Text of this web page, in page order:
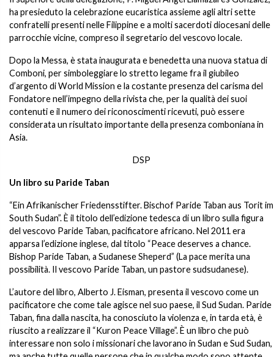
ha presieduto la celebrazione eucaristica assieme agli altri sette
confratelli presenti nelle Filippine e a molti sacerdoti diocesani delle
parrocchie vicine, compreso il segretario del vescovo locale.
Dopo la Messa, è stata inaugurata e benedetta una nuova statua di
Comboni, per simboleggiare lo stretto legame fra il giubileo
d’argento di World Mission e la costante presenza del carisma del
Fondatore nell’impegno della rivista che, per la qualità dei suoi
contenuti e il numero dei riconoscimenti ricevuti, può essere
considerata un risultato importante della presenza comboniana in
Asia.
DSP
Un libro su Paride Taban
“Ein Afrikanischer Friedensstifter. Bischof Paride Taban aus Torit im
South Sudan”. È il titolo dell’edizione tedesca di un libro sulla figura
del vescovo Paride Taban, pacificatore africano. Nel 2011 era
apparsa l’edizione inglese, dal titolo “Peace deserves a chance.
Bishop Paride Taban, a Sudanese Sheperd” (La pace merita una
possibilità. Il vescovo Paride Taban, un pastore sudsudanese).
L’autore del libro, Alberto J. Eisman, presenta il vescovo come un
pacificatore che come tale agisce nel suo paese, il Sud Sudan. Paride
Taban, fina dalla nascita, ha conosciuto la violenza e, in tarda età, è
riuscito a realizzare il “Kuron Peace Village”. È un libro che può
interessare non solo i missionari che lavorano in Sudan e Sud Sudan,